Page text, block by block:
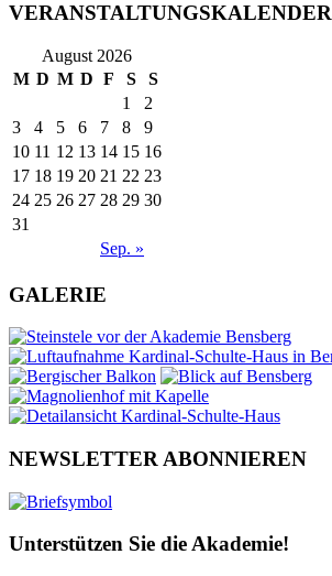
VERANSTALTUNGSKALENDER
August 2026
M D M D F S S
Sep. »
1
2
3
4 5 6 7 8
9
10 11 12 13 14 15 16
17 18 19 20 21 22 23
24 25 26 27 28 29 30
31
GALERIE
NEWSLETTER ABONNIEREN
Unterstützen Sie die Akademie!